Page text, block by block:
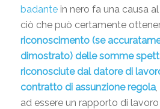
badantein nero fa una causa
ciò che può certamente
riconoscimento (se
dimostrato) delle somme
riconosciute dal datore di
contratto di assunzione regola
ad essere un rapporto di